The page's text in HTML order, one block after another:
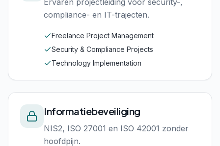
Ervaren projectleiding voor security-,
compliance- en IT-trajecten.
Freelance Project Management
Security & Compliance Projects
Technology Implementation
Informatiebeveiliging
NIS2, ISO 27001 en ISO 42001 zonder
hoofdpijn.